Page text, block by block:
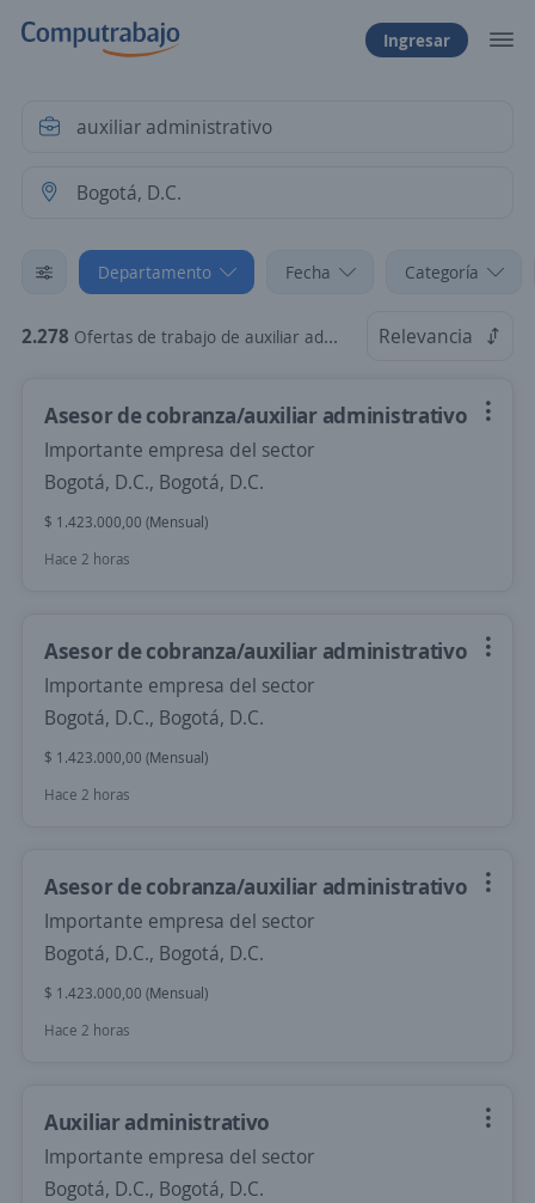
Ingresar
Departamento Fecha Categoría
2.278 Ofertas de trabajo de auxiliar administrativo en Bogotá, D.C. Relevancia
Asesor de cobranza/auxiliar administrativo
Importante empresa del sector
Bogotá, D.C., Bogotá, D.C.
$ 1.423.000,00 (Mensual)
Hace 2 horas
Asesor de cobranza/auxiliar administrativo
Importante empresa del sector
Bogotá, D.C., Bogotá, D.C.
$ 1.423.000,00 (Mensual)
Hace 2 horas
Asesor de cobranza/auxiliar administrativo
Importante empresa del sector
Bogotá, D.C., Bogotá, D.C.
$ 1.423.000,00 (Mensual)
Hace 2 horas
Auxiliar administrativo
Importante empresa del sector
Bogotá, D.C., Bogotá, D.C.